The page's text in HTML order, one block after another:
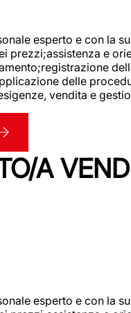
esperto e con la
prezzi;assistenza e
delle
vendita e
A
esperto e con la